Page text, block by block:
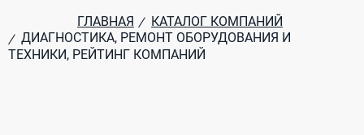
ГЛАВНАЯ / КАТАЛОГ КОМПАНИЙ
/ ДИАГНОСТИКА, РЕМОНТ ОБОРУДОВАНИЯ И
ТЕХНИКИ, РЕЙТИНГ КОМПАНИЙ